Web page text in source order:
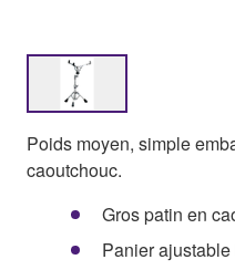
Poids moyen, simple
caoutchouc.
Gros patin en
Panier